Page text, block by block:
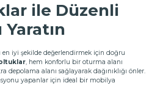
ile Düzenli
iyi şekilde değerlendirmek için doğru
, hem konforlu bir oturma alanı
depolama alanı sağlayarak dağınıklığı önler.
yapanlar için ideal bir mobilya